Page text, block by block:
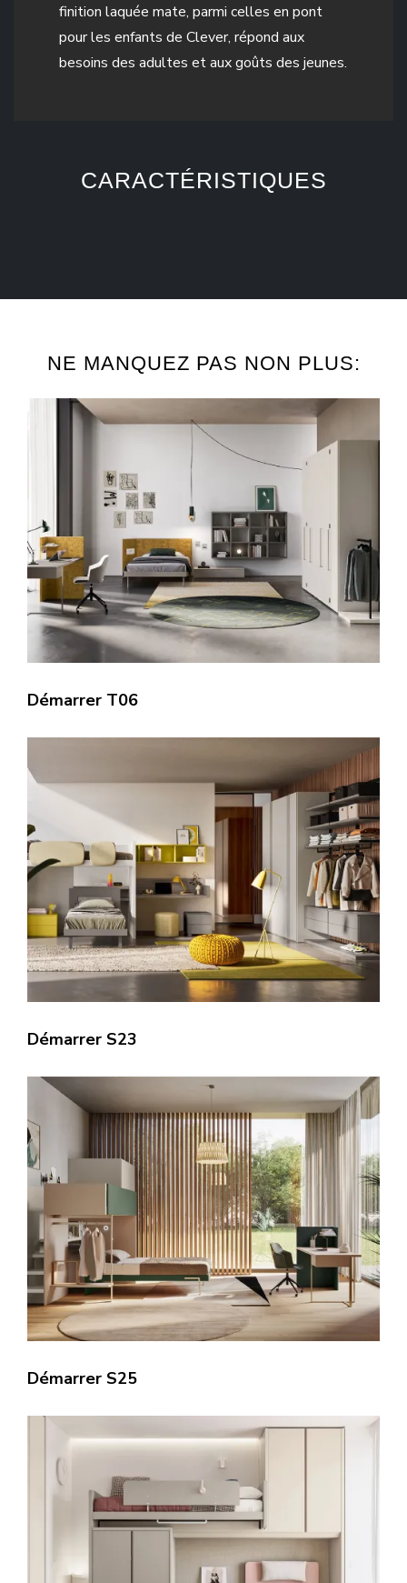
finition laquée mate, parmi celles en pont
pour les enfants de Clever, répond aux
besoins des adultes et aux goûts des jeunes.
CARACTÉRISTIQUES
NE MANQUEZ PAS NON PLUS:
Démarrer T06
Démarrer S23
Démarrer S25